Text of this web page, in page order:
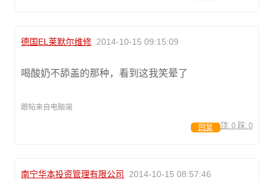
德国EL莱默尔维修 2014-10-15 09:15:09
喝酸奶不舔盖的那种，看到这我笑晕了
跟帖来自电脑端
顶: 0 踩: 0
回复
南宁华本投资管理有限公司 2014-10-15 08:57:46